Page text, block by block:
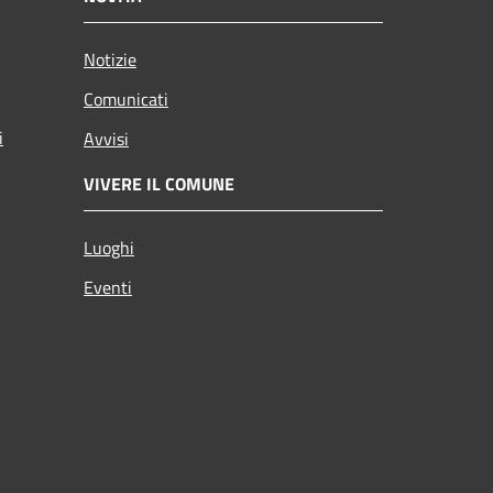
Notizie
Comunicati
Avvisi
VIVERE IL COMUNE
Luoghi
Eventi